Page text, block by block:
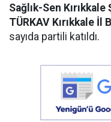
Sağlık-Sen
TÜRKAV Kırıkkale İl
sayıda partili katıldı.